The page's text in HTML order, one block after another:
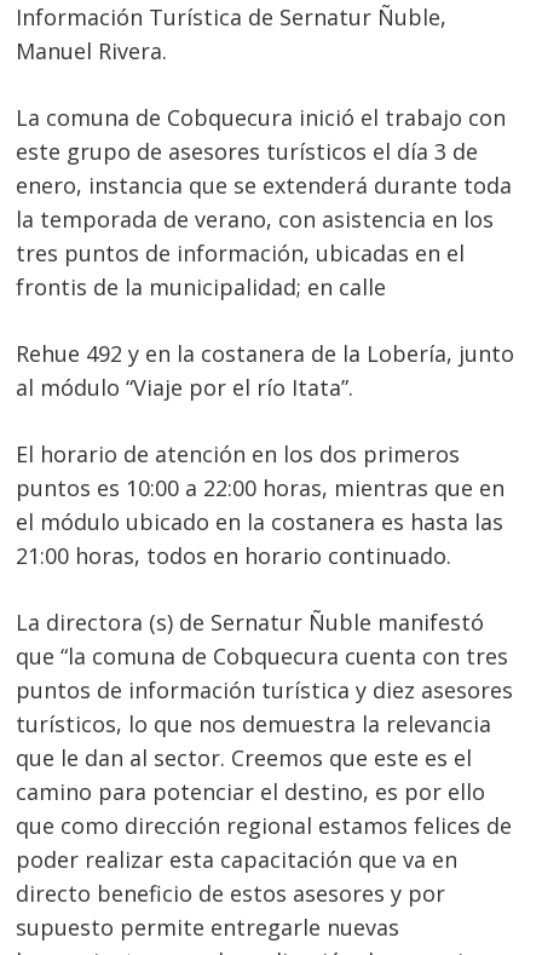
Información Turística de Sernatur Ñuble,
Manuel Rivera.
La comuna de Cobquecura inició el trabajo con
este grupo de asesores turísticos el día 3 de
enero, instancia que se extenderá durante toda
la temporada de verano, con asistencia en los
tres puntos de información, ubicadas en el
frontis de la municipalidad; en calle
Rehue 492 y en la costanera de la Lobería, junto
al módulo “Viaje por el río Itata”.
El horario de atención en los dos primeros
puntos es 10:00 a 22:00 horas, mientras que en
el módulo ubicado en la costanera es hasta las
21:00 horas, todos en horario continuado.
La directora (s) de Sernatur Ñuble manifestó
que “la comuna de Cobquecura cuenta con tres
puntos de información turística y diez asesores
turísticos, lo que nos demuestra la relevancia
que le dan al sector. Creemos que este es el
camino para potenciar el destino, es por ello
que como dirección regional estamos felices de
poder realizar esta capacitación que va en
directo beneficio de estos asesores y por
supuesto permite entregarle nuevas
Navegación
de
entradas